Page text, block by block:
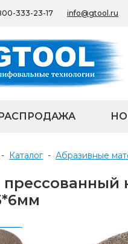
333-23-17 info@gtool.ru
- Каталог - Абразивные
прессованный